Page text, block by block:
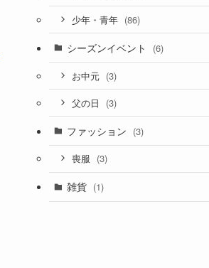
少年・青年 (86)
シーズンイベント (6)
お中元 (3)
父の日 (3)
ファッション (3)
喪服 (3)
雑貨 (1)